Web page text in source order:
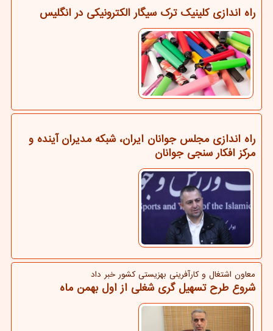
راه اندازی کلینیک ترک سیگار الکترونیکی در انگلیس
راه اندازی مجلس جوانان ایران، شبکه مدیران آینده و
مرکز افکار سنجی جوانان
معاون اشتغال و كارآفرینی بهزیستی كشور خبر داد
شروع طرح تسهیل گری شغلی از اول بهمن ماه